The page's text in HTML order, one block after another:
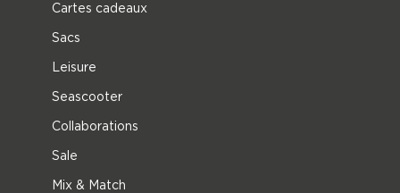
Cartes cadeaux
Sacs
Leisure
Seascooter
Collaborations
Sale
Mix & Match